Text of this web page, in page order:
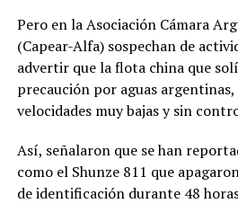
Pero en la Asociación Cámara
(Capear-Alfa) sospechan de
advertir que la flota china que
precaución por aguas argentinas,
velocidades muy bajas y sin
Así, señalaron que se han
como el Shunze 811 que
de identificación durante 48